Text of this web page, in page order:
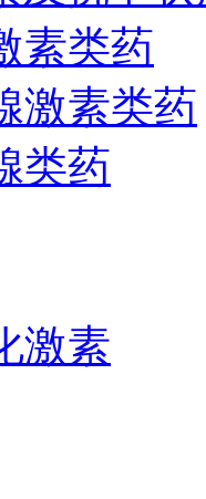
素类药
激素类药
类药
激素